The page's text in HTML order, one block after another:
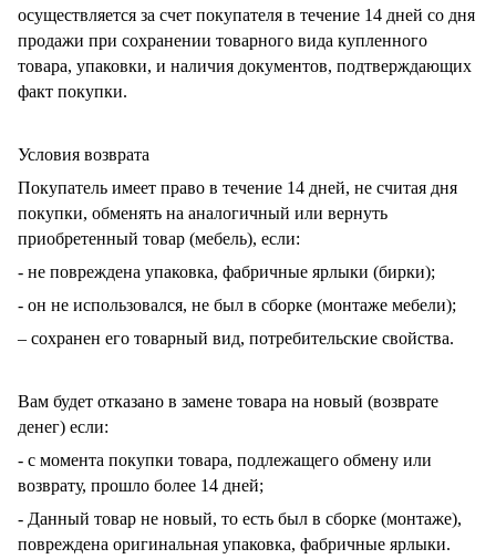
осуществляется за счет покупателя в течение 14 дней со дня
продажи при сохранении товарного вида купленного
товара, упаковки, и наличия документов, подтверждающих
факт покупки.
Условия возврата
Покупатель имеет право в течение 14 дней, не считая дня
покупки, обменять на аналогичный или вернуть
приобретенный товар (мебель), если:
- не повреждена упаковка, фабричные ярлыки (бирки);
- он не использовался, не был в сборке (монтаже мебели);
– сохранен его товарный вид, потребительские свойства.
Вам будет отказано в замене товара на новый (возврате
денег) если:
- с момента покупки товара, подлежащего обмену или
возврату, прошло более 14 дней;
- Данный товар не новый, то есть был в сборке (монтаже),
повреждена оригинальная упаковка, фабричные ярлыки.